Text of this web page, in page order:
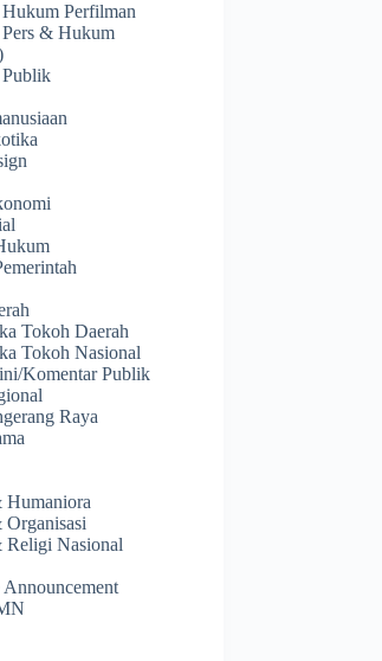
Perfilman
& Hukum
Tokoh Daerah
Tokoh Nasional
Komentar Publik
Raya
Humaniora
Religi Nasional
Announcement